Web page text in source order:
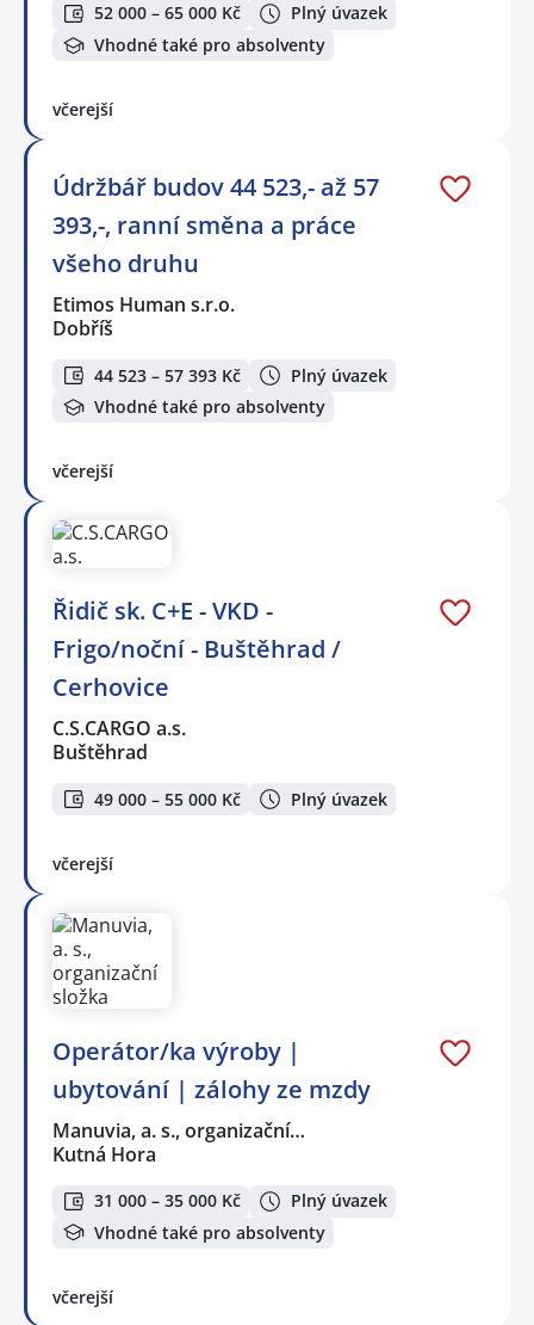
52 000 – 65 000 Kč
Plný úvazek
Vhodné také pro absolventy
včerejší
Údržbář budov 44 523,- až 57
393,-, ranní směna a práce
všeho druhu
Etimos Human s.r.o.
Dobříš
44 523 – 57 393 Kč
Plný úvazek
Vhodné také pro absolventy
včerejší
Řidič sk. C+E - VKD -
Frigo/noční - Buštěhrad /
Cerhovice
C.S.CARGO a.s.
Buštěhrad
49 000 – 55 000 Kč Plný úvazek
včerejší
Operátor/ka výroby |
ubytování | zálohy ze mzdy
Manuvia, a. s., organizační…
Kutná Hora
31 000 – 35 000 Kč
Plný úvazek
Vhodné také pro absolventy
včerejší